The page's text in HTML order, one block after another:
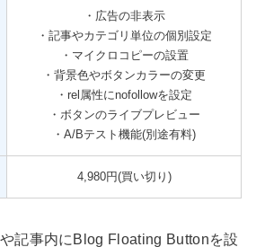
・広告の非表示
・記事やカテゴリ単位の個別設定
・マイクロコピーの設置
・背景色やボタンカラーの変更
・rel属性にnofollowを設定
・ボタンのライブプレビュー
・A/Bテスト機能(別途有料)
4,980円(買い切り)
記事内にBlog Floating Buttonを設